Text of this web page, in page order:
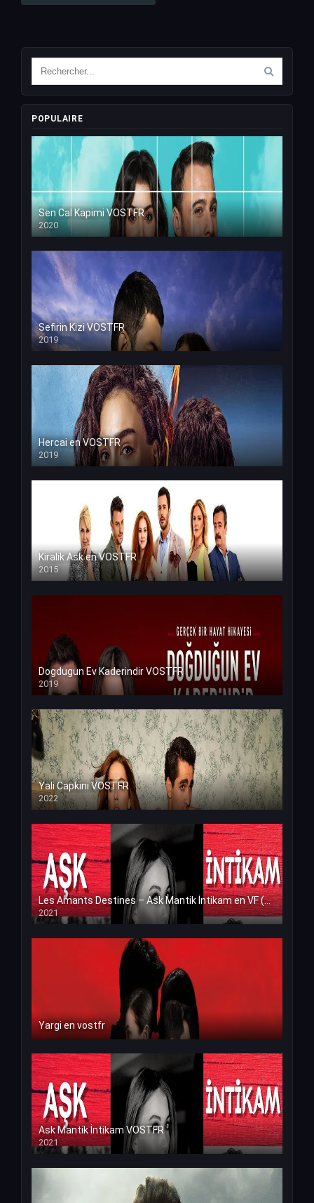
POPULAIRE
Sen Cal Kapimi VOSTFR
2020
Sefirin Kizi VOSTFR
2019
Hercai en VOSTFR
2019
Kiralik Ask en VOSTFR
2015
Dogdugun Ev Kaderindir VOSTFR
2019
Yali Capkini VOSTFR
2022
Les Amants Destines – Ask Mantik İntikam en VF (Voix Francaise)
2021
Yargi en vostfr
Ask Mantik İntikam VOSTFR
2021